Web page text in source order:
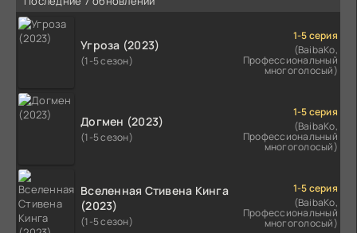
Угроза (2023)
(1-5 сезон)
1-5 серия
(BaibaKo,
Профессиональный
многоголосый)
Догмен (2023)
(1-5 сезон)
1-5 серия
(BaibaKo,
Профессиональный
многоголосый)
Вселенная Стивена Кинга
(2023)
(1-5 сезон)
1-5 серия
(BaibaKo,
Профессиональный
многоголосый)